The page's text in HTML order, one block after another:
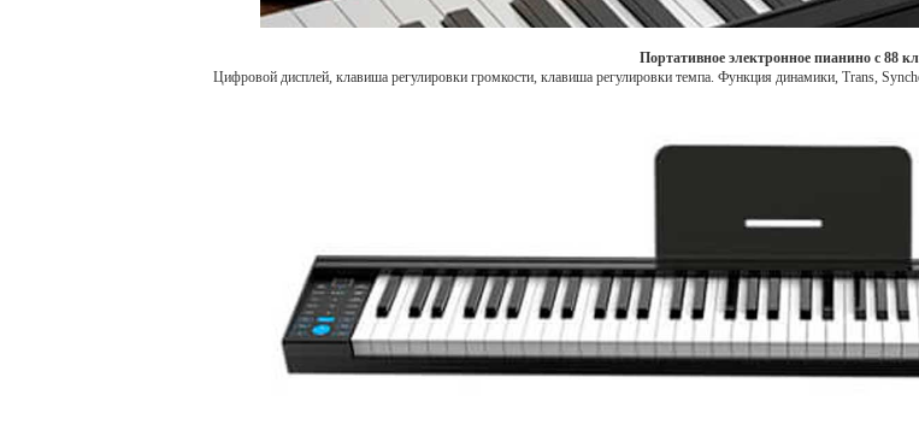
Портативное электронное пианино с 88
Цифровой дисплей, клавиша регулировки громкости, клавиша регулировки темпа. Функция динамики, Trans,